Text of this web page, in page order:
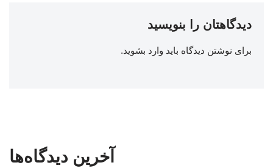
دیدگاهتان را بنویسید
برای نوشتن دیدگاه باید وارد بشوید.
آخرین دیدگاه‌ها